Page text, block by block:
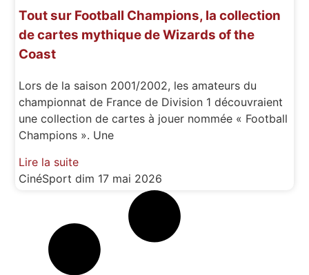
Tout sur Football Champions, la collection
de cartes mythique de Wizards of the
Coast
Lors de la saison 2001/2002, les amateurs du
championnat de France de Division 1 découvraient
une collection de cartes à jouer nommée « Football
Champions ». Une
Lire la suite
CinéSportdim 17 mai 2026